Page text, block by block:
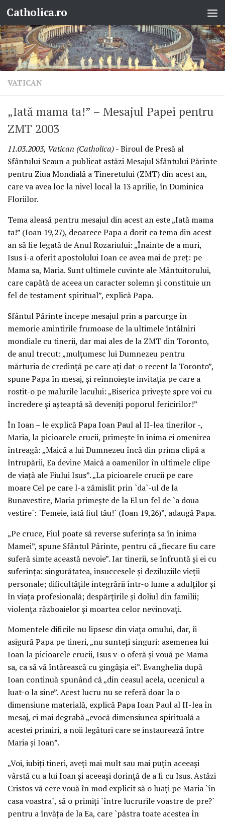
Skip to content
Catholica.ro
VATICAN
„Iată mama ta!” – Mesajul Papei pentru
ZMT 2003
11.03.2003, Vatican (Catholica)- Biroul de Presă al
Sfântului Scaun a publicat astăzi Mesajul Sfântului Părinte
pentru Ziua Mondială a Tineretului (ZMT) din acest an,
care va avea loc la nivel local la 13 aprilie, în Duminica
Floriilor.
Tema aleasă pentru mesajul din acest an este „Iată mama
ta!” (Ioan 19,27), deoarece Papa a dorit ca tema din acest
an să fie legată de Anul Rozariului: „Înainte de a muri,
Isus i-a oferit apostolului Ioan ce avea mai de preţ: pe
Mama sa, Maria. Sunt ultimele cuvinte ale Mântuitorului,
care capătă de aceea un caracter solemn şi constituie un
fel de testament spiritual”, explică Papa.
Sfântul Părinte începe mesajul prin a parcurge în
memorie amintirile frumoase de la ultimele întâlniri
mondiale cu tinerii, dar mai ales de la ZMT din Toronto,
de anul trecut: „mulţumesc lui Dumnezeu pentru
mărturia de credinţă pe care aţi dat-o recent la Toronto”,
spune Papa în mesaj, şi reînnoieşte invitaţia pe care a
rostit-o pe malurile lacului: „Biserica priveşte spre voi cu
încredere şi aşteaptă să deveniţi poporul fericirilor!”
În Ioan – le explică Papa Ioan Paul al II-lea tinerilor -,
Maria, la picioarele crucii, primeşte în inima ei omenirea
întreagă: „Maică a lui Dumnezeu încă din prima clipă a
întrupării, Ea devine Maică a oamenilor în ultimele clipe
de viaţă ale Fiului Isus”. „La picioarele crucii pe care
moare Cel pe care l-a zămislit prin `da`-ul de la
Bunavestire, Maria primeşte de la El un fel de `a doua
vestire`: `Femeie, iată fiul tău!` (Ioan 19,26)”, adaugă Papa.
„Pe cruce, Fiul poate să reverse suferinţa sa în inima
Mamei”, spune Sfântul Părinte, pentru că „fiecare fiu care
suferă simte această nevoie”. Iar tinerii, se înfruntă şi ei cu
suferinţa: singurătatea, insuccesele şi deziluziile vieţii
personale; dificultăţile integrării într-o lume a adulţilor şi
în viaţa profesională; despărţirile şi doliul din familii;
violenţa războaielor şi moartea celor nevinovaţi.
Momentele dificile nu lipsesc din viaţa omului, dar, îi
asigură Papa pe tineri, „nu sunteţi singuri: asemenea lui
Ioan la picioarele crucii, Isus v-o oferă şi vouă pe Mama
sa, ca să vă întărească cu gingăşia ei”. Evanghelia după
Ioan continuă spunând că „din ceasul acela, ucenicul a
luat-o la sine”. Acest lucru nu se referă doar la o
dimensiune materială, explică Papa Ioan Paul al II-lea în
mesaj, ci mai degrabă „evocă dimensiunea spirituală a
acestei primiri, a noii legături care se instaurează între
Maria şi Ioan”.
„Voi, iubiţi tineri, aveţi mai mult sau mai puţin aceeaşi
vârstă cu a lui Ioan şi aceeaşi dorinţă de a fi cu Isus. Astăzi
Cristos vă cere vouă în mod explicit să o luaţi pe Maria `în
casa voastra`, să o primiţi `între lucrurile voastre de pre?`
pentru a învăţa de la Ea, care `păstra toate acestea în